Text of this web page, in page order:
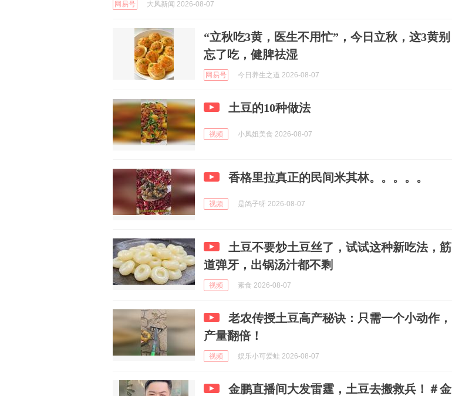
网易号 大风新闻 2026-08-07
“立秋吃3黄，医生不用忙”，今日立秋，这3黄别
忘了吃，健脾祛湿
网易号 今日养生之道 2026-08-07
土豆的10种做法
视频 小凤姐美食 2026-08-07
香格里拉真正的民间米其林。。。。。
视频 是鸽子呀 2026-08-07
土豆不要炒土豆丝了，试试这种新吃法，筋
道弹牙，出锅汤汁都不剩
视频 素食 2026-08-07
老农传授土豆高产秘诀：只需一个小动作，
产量翻倍！
视频 娱乐小可爱蛙 2026-08-07
金鹏直播间大发雷霆，土豆去搬救兵！＃金